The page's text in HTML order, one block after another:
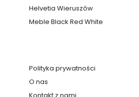
Dąb złoty
nie
Helvetia Wieruszów
Meble Black Red White
Polityka prywatności
O nas